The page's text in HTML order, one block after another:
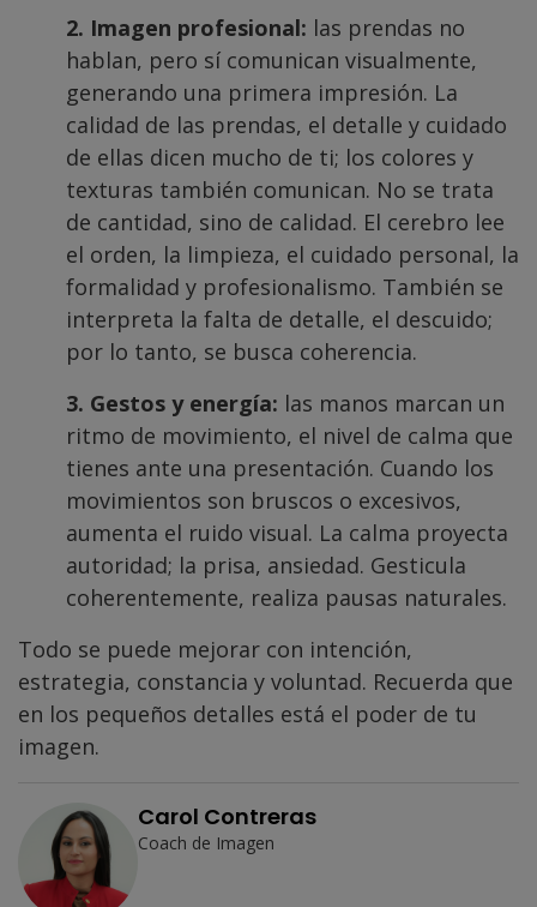
2. Imagen profesional: las prendas no
hablan, pero sí comunican visualmente,
generando una primera impresión. La
calidad de las prendas, el detalle y cuidado
de ellas dicen mucho de ti; los colores y
texturas también comunican. No se trata
de cantidad, sino de calidad. El cerebro lee
el orden, la limpieza, el cuidado personal, la
formalidad y profesionalismo. También se
interpreta la falta de detalle, el descuido;
por lo tanto, se busca coherencia.
3. Gestos y energía: las manos marcan un
ritmo de movimiento, el nivel de calma que
tienes ante una presentación. Cuando los
movimientos son bruscos o excesivos,
aumenta el ruido visual. La calma proyecta
autoridad; la prisa, ansiedad. Gesticula
coherentemente, realiza pausas naturales.
Todo se puede mejorar con intención,
estrategia, constancia y voluntad. Recuerda que
en los pequeños detalles está el poder de tu
imagen.
Carol Contreras
Coach de Imagen